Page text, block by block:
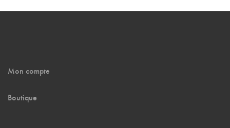
Mon compte
Boutique